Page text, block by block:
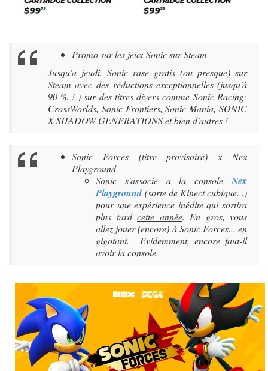
Promo sur les jeux Sonic sur Steam
Jusqu'a jeudi, Sonic rase gratis (ou presque) sur
Steam avec des réductions exceptionnelles (jusqu'à
90 % ! ) sur des titres divers comme Sonic Racing:
CrossWorlds, Sonic Frontiers, Sonic Mania, SONIC
X SHADOW GENERATIONS et bien d'autres !
Sonic Forces (titre provisoire) x Nex
Playground
Sonic s'associe a la console Nex
Playground (sorte de Kinect cubique...)
pour une expérience inédite qui sortira
plus tard cette année. En gros, vous
allez jouer (encore) à Sonic Forces... en
gigotant. Evidemment, encore faut-il
avoir la console.